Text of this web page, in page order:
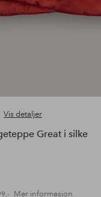
Vis detaljer
Great i silke
Mer informasjon